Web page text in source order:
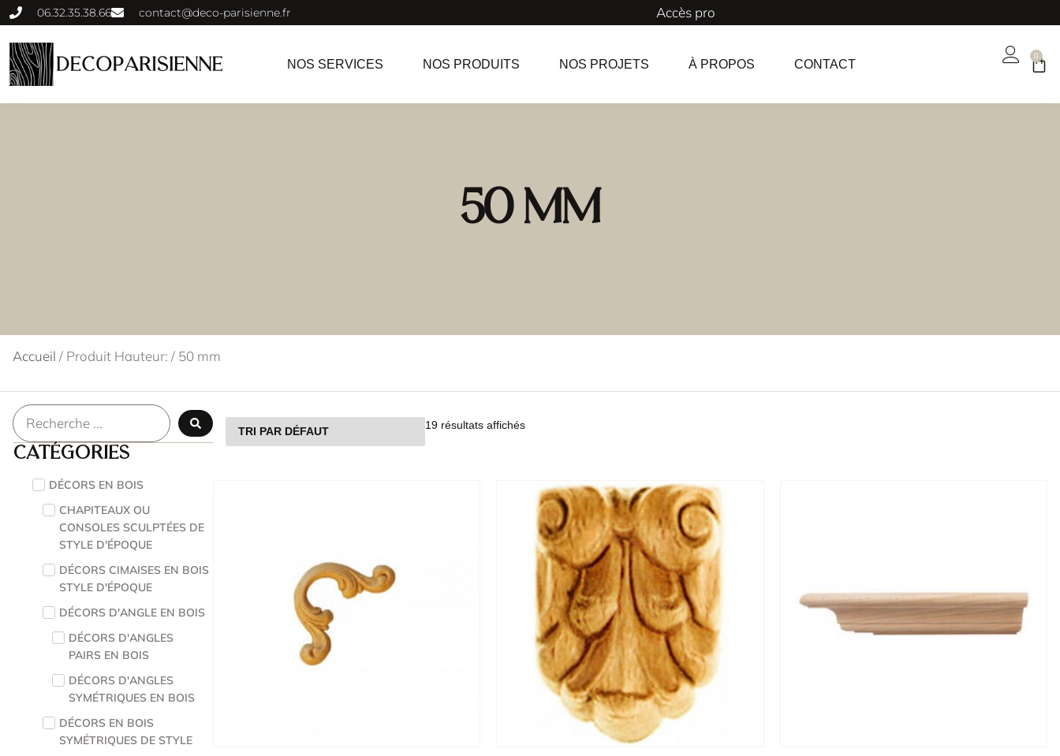
06.32.35.38.66 contact@deco-parisienne.fr Accès pro
NOS SERVICES NOS PRODUITS NOS PROJETS À PROPOS CONTACT
0
50 mm
Accueil / Produit Hauteur: / 50 mm
Catégories
DÉCORS EN BOIS
CHAPITEAUX OU
CONSOLES SCULPTÉES DE
STYLE D'ÉPOQUE
DÉCORS CIMAISES EN BOIS
STYLE D'ÉPOQUE
DÉCORS D'ANGLE EN BOIS
DÉCORS D'ANGLES
PAIRS EN BOIS
DÉCORS D'ANGLES
SYMÉTRIQUES EN BOIS
DÉCORS EN BOIS
SYMÉTRIQUES DE STYLE
19 résultats affichés